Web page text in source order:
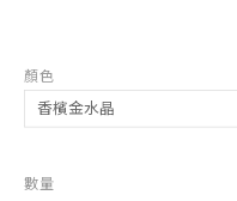
顏色
數量